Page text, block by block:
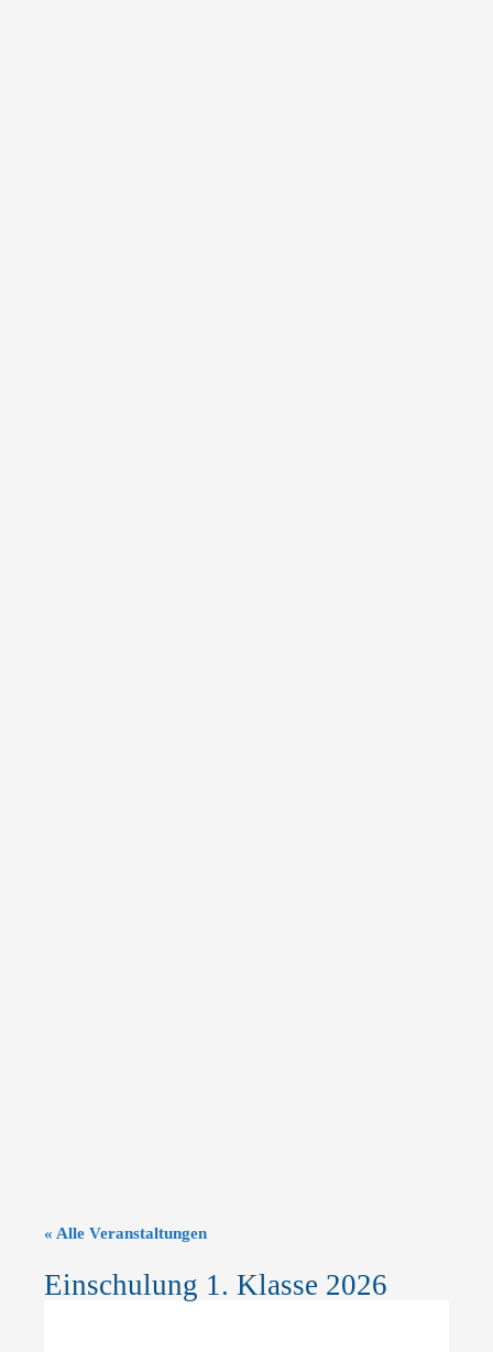
« Alle Veranstaltungen
Einschulung 1. Klasse 2026